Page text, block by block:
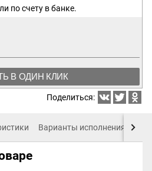
по счету в банке.
В ОДИН КЛИК
Поделиться:
Варианты исполнения